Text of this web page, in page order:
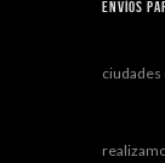
Envíos
ciudades